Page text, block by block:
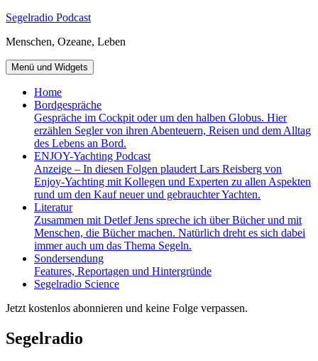
Zum
springen
Segelradio Podcast
Menschen, Ozeane, Leben
Menü und Widgets
Home
Bordgespräche
Gespräche im Cockpit oder um den halben Globus. Hier
erzählen Segler von ihren Abenteuern, Reisen und dem Alltag
des Lebens an Bord.
ENJOY-Yachting Podcast
Anzeige – In diesen Folgen plaudert Lars Reisberg von
Enjoy-Yachting mit Kollegen und Experten zu allen Aspekten
rund um den Kauf neuer und gebrauchter Yachten.
Literatur
Zusammen mit Detlef Jens spreche ich über Bücher und mit
Menschen, die Bücher machen. Natürlich dreht es sich dabei
immer auch um das Thema Segeln.
Sondersendung
Features, Reportagen und Hintergründe
Segelradio Science
Jetzt kostenlos abonnieren und keine Folge verpassen.
Segelradio